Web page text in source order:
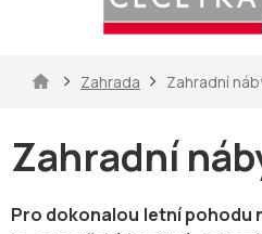
DomůZahrada Zahradní
Zahradní
Pro dokonalou letní pohodu